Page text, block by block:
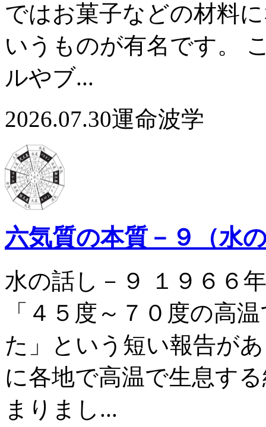
ではお菓子などの材料
いうものが有名です。
ルやブ...
2026.07.30運命波学
六気質の本質－９（水
水の話し－９ １９６６
「４５度～７０度の高
た」という短い報告が
に各地で高温で生息す
まりまし...